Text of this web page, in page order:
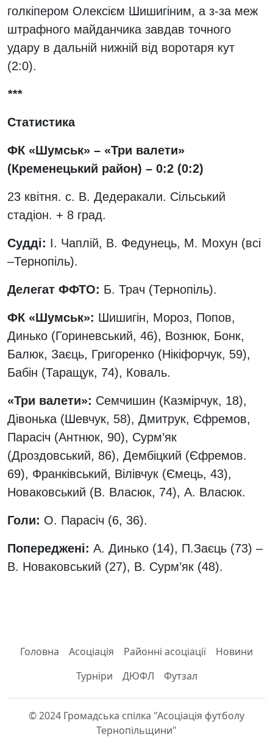
голкіпером Олексієм Шишигіним, а з-за меж
штрафного майданчика завдав точного
удару в дальній нижній від воротаря кут
(2:0).
***
Статистика
ФК «Шумськ» – «Три валети»
(Кременецький район) – 0:2 (0:2)
23 квітня. с. В. Дедеракали. Сільський
стадіон. + 8 град.
Судді: І. Чаплій, В. Федунець, М. Мохун (всі
–Тернопіль).
Делегат ФФТО: Б. Трач (Тернопіль).
ФК «Шумськ»: Шишигін, Мороз, Попов,
Динько (Гориневський, 46), Вознюк, Бонк,
Балюк, Заєць, Григоренко (Нікіфорчук, 59),
Бабін (Таращук, 74), Коваль.
«Три валети»: Семчишин (Казмірчук, 18),
Дівонька (Шевчук, 58), Дмитрук, Єфремов,
Парасіч (Антнюк, 90), Сурм’як
(Дроздовський, 86), Дембіцкий (Єфремов.
69), Франківський, Вілівчук (Ємець, 43),
Новаковський (В. Власюк, 74), А. Власюк.
Голи: О. Парасіч (6, 36).
Попереджені: А. Динько (14), П.Заєць (73) –
В. Новаковський (27), В. Сурм’як (48).
Головна Асоціація Районні асоціації
Новини
Турніри
ДЮФЛ Футзал
© 2024 Громадська спілка "Асоціація футболу
Тернопільщини"